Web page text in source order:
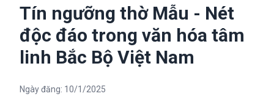
Tín ngưỡng thờ Mẫu - Nét
độc đáo trong văn hóa tâm
linh Bắc Bộ Việt Nam
Ngày đăng: 10/1/2025